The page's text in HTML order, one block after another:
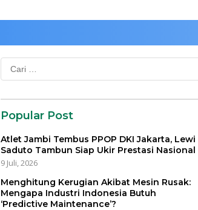
Cari
untuk:
Popular Post
Atlet Jambi Tembus PPOP DKI Jakarta, Lewi
Saduto Tambun Siap Ukir Prestasi Nasional
9 Juli, 2026
Menghitung Kerugian Akibat Mesin Rusak:
Mengapa Industri Indonesia Butuh
‘Predictive Maintenance’?